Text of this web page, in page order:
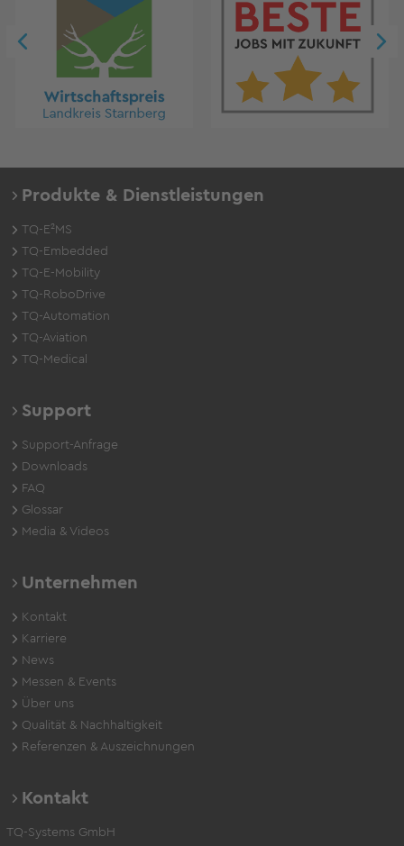
Produkte & Dienstleistungen
TQ-E²MS
TQ-Embedded
TQ-E-Mobility
TQ-RoboDrive
TQ-Automation
TQ-Aviation
TQ-Medical
Support
Support-Anfrage
Downloads
FAQ
Glossar
Media & Videos
Unternehmen
Kontakt
Karriere
News
Messen & Events
Über uns
Qualität & Nachhaltigkeit
Referenzen & Auszeichnungen
Kontakt
TQ-Systems GmbH